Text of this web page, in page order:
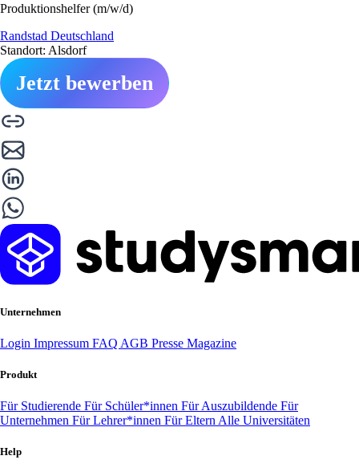
Produktionshelfer (m/w/d)
Randstad Deutschland
Standort: Alsdorf
Jetzt bewerben
Unternehmen
Login Impressum FAQ AGB Presse Magazine
Produkt
Für Studierende Für Schüler*innen Für Auszubildende Für
Unternehmen Für Lehrer*innen Für Eltern Alle Universitäten
Help